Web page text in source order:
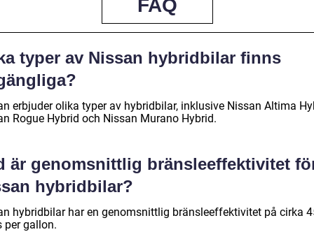
FAQ
typer av Nissan hybridbilar finns
erbjuder olika typer av hybridbilar, inklusive Nissan Altima
Rogue Hybrid och Nissan Murano Hybrid.
är genomsnittlig bränsleeffektivitet
hybridbilar?
hybridbilar har en genomsnittlig bränsleeffektivitet på cirka
per gallon.